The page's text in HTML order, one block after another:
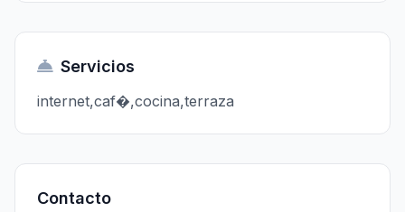
Servicios
internet,caf�,cocina,terraza
Contacto